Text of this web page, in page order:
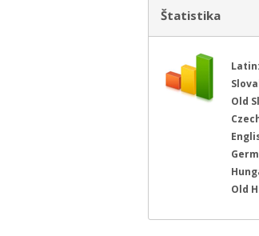
Štatistika
Latin:
Old
Old